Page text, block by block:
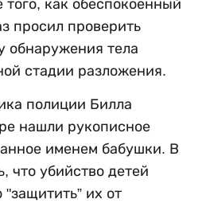
как обеспокоенный
просил проверить
обнаружения тела
стадии разложения.
полиции Билла
нашли рукописное
именем бабушки. В
что убийство детей
их от